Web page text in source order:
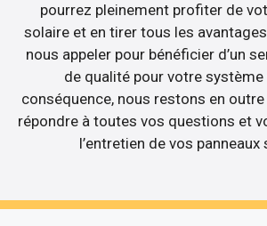
pourrez pleinement profiter de
solaire et en tirer tous les
nous appeler pour bénéficier d’un
de qualité pour votre système
conséquence, nous restons en
répondre à toutes vos questions et
l’entretien de vos panneaux